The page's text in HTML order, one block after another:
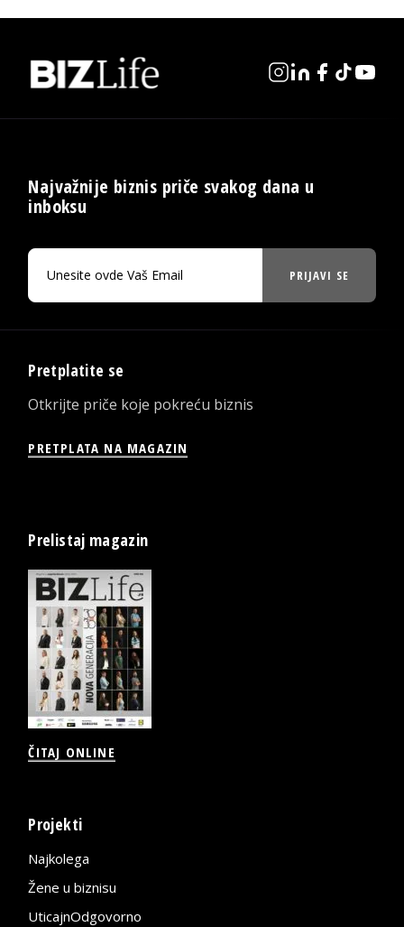
Najvažnije biznis priče svakog dana u
inboksu
PRIJAVI SE
Pretplatite se
Otkrijte priče koje pokreću biznis
PRETPLATA NA MAGAZIN
Prelistaj magazin
ČITAJ ONLINE
Projekti
Najkolega
Žene u biznisu
UticajnOdgovorno